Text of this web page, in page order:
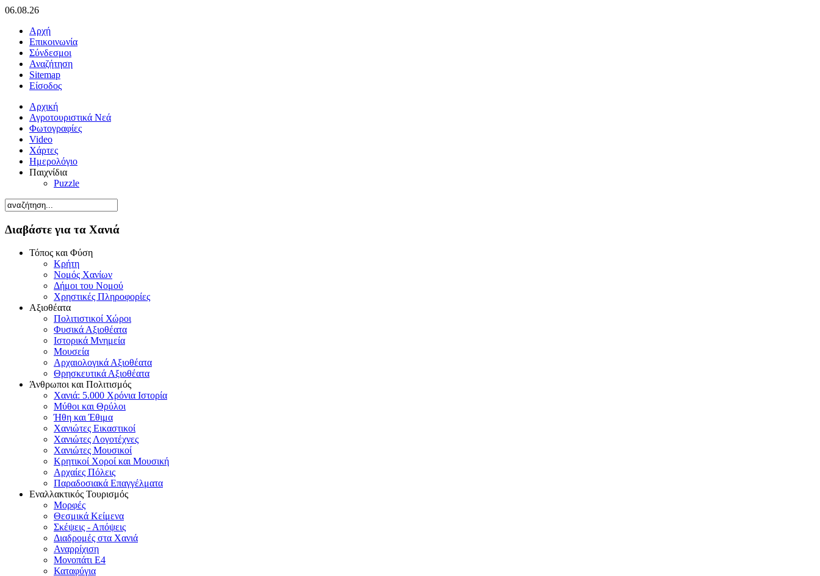
06.08.26
Αρχή
Επικοινωνία
Σύνδεσμοι
Αναζήτηση
Sitemap
Είσοδος
Αρχική
Αγροτουριστικά Νεά
Φωτογραφίες
Video
Χάρτες
Ημερολόγιο
Παιχνίδια
Puzzle
Διαβάστε για τα Χανιά
Τόπος και Φύση
Κρήτη
Νομός Χανίων
Δήμοι του Νομού
Χρηστικές Πληροφορίες
Αξιοθέατα
Πολιτιστικοί Χώροι
Φυσικά Αξιοθέατα
Ιστορικά Μνημεία
Μουσεία
Αρχαιολογικά Αξιοθέατα
Θρησκευτικά Αξιοθέατα
Άνθρωποι και Πολιτισμός
Χανιά: 5.000 Χρόνια Ιστορία
Μύθοι και Θρύλοι
Ήθη και Έθιμα
Χανιώτες Εικαστικοί
Χανιώτες Λογοτέχνες
Χανιώτες Μουσικοί
Κρητικοί Χοροί και Μουσική
Αρχαίες Πόλεις
Παραδοσιακά Επαγγέλματα
Εναλλακτικός Τουρισμός
Μορφές
Θεσμικά Κείμενα
Σκέψεις - Απόψεις
Διαδρομές στα Χανιά
Αναρρίχιση
Μονοπάτι Ε4
Καταφύγια